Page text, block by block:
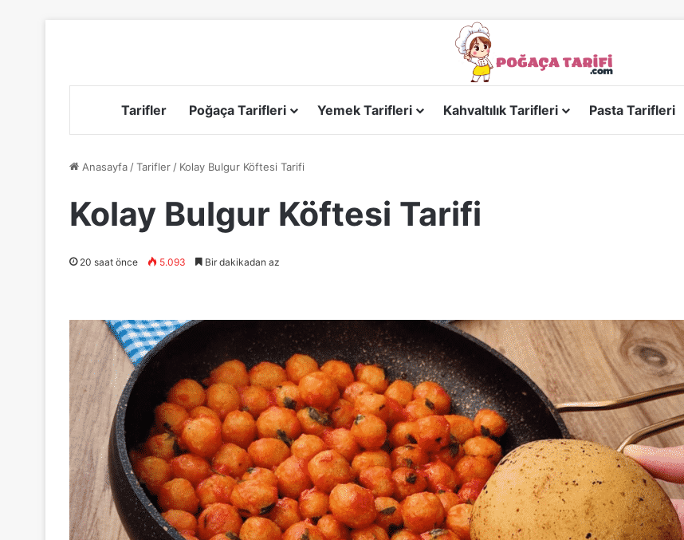
Tarifler Poğaça Tarifleri Yemek Tarifleri Kahvaltılık Tarifleri Pasta Tarifleri
Anasayfa /Tarifler / Kolay Bulgur Köftesi Tarifi
Kolay Bulgur Köftesi Tarifi
20 saat önce 5.093 Bir dakikadan az